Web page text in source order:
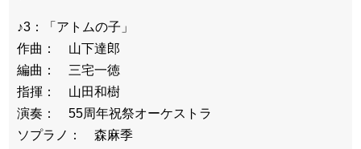
♪3：「アトムの子」
作曲： 山下達郎
編曲： 三宅一徳
指揮： 山田和樹
演奏： 55周年祝祭オーケストラ
ソプラノ： 森麻季